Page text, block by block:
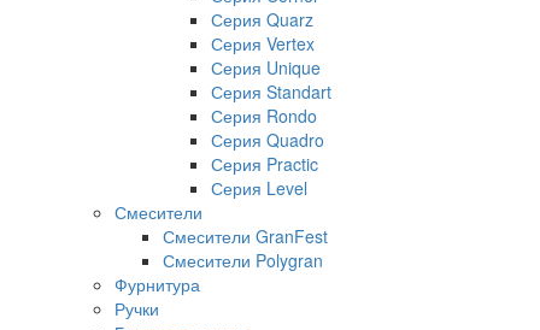
Серия Quarz
Серия Vertex
Серия Unique
Серия Standart
Серия Rondo
Серия Quadro
Серия Practic
Серия Level
Смесители
Смесители GranFest
Смесители Polygran
Фурнитура
Ручки